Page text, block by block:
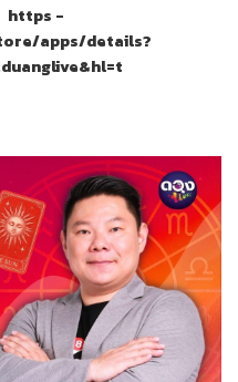
https -
apps/details?